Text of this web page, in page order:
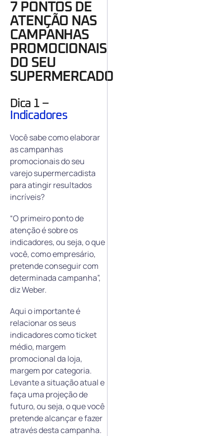
7 PONTOS DE
ATENÇÃO NAS
CAMPANHAS
PROMOCIONAIS
DO SEU
SUPERMERCADO
Dica 1 –
Indicadores
Você sabe como elaborar
as campanhas
promocionais do seu
varejo supermercadista
para atingir resultados
incríveis?
“O primeiro ponto de
atenção é sobre os
indicadores, ou seja, o que
você, como empresário,
pretende conseguir com
determinada campanha”,
diz Weber.
Aqui o importante é
relacionar os seus
indicadores como ticket
médio, margem
promocional da loja,
margem por categoria.
Levante a situação atual e
faça uma projeção de
futuro, ou seja, o que você
pretende alcançar e fazer
através desta campanha.